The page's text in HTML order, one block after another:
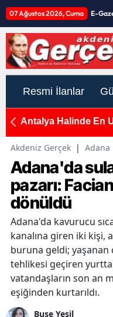
07 Ağustos 2026, Cuma E-
Resmi İlanlar
Halinde En Ucuz Hıyar,
Akdeniz Gerçek | Adana
Adana'da
pazarı:
dönüldü
Adana'da kavurucu
kanalına giren iki kişi,
buruna geldi; yaşanan
tehlikesi geçiren
vatandaşların son an
eşiğinden kurtarıldı.
Buse Yeşil